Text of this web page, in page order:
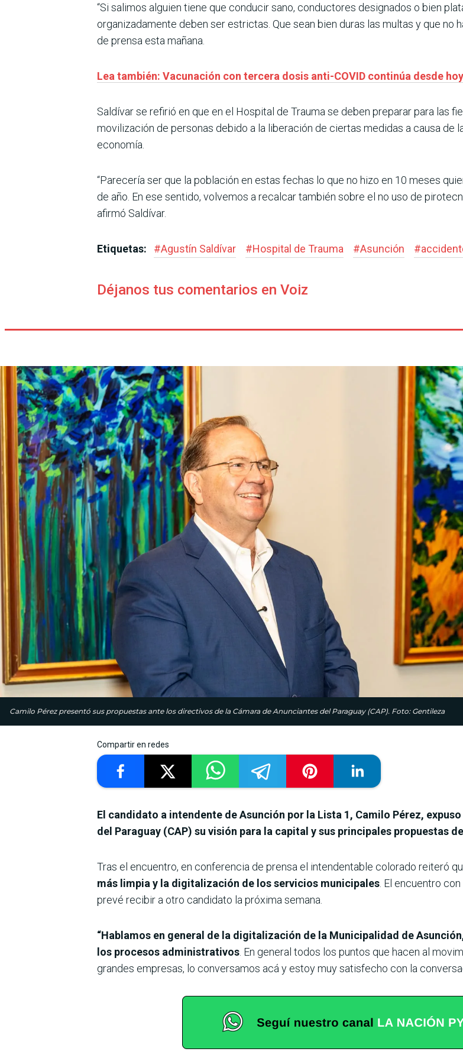
“Si salimos alguien tiene que conducir sano, conductores designados o bien
organizadamente deben ser estrictas. Que sean bien duras las multas y que no
de prensa esta mañana.
Lea también: Vacunación con tercera dosis anti-COVID continúa desde hoy
Saldívar se refirió en que en el Hospital de Trauma se deben preparar para las
movilización de personas debido a la liberación de ciertas medidas a causa de
economía.
“Parecería ser que la población en estas fechas lo que no hizo en 10 meses
de año. En ese sentido, volvemos a recalcar también sobre el no uso de
afirmó Saldívar.
Etiquetas: #Agustín Saldívar #Hospital de Trauma #Asunción #
Déjanos tus comentarios en Voiz
Camilo Pérez presentó sus propuestas ante los directivos de la Cámara de Anunciantes del Paraguay (CAP). Foto: Gentileza
Compartir en redes
El candidato a intendente de Asunción por la Lista 1, Camilo Pérez,
del Paraguay (CAP) su visión para la capital y sus principales propuestas
Tras el encuentro, en conferencia de prensa el intendentable colorado reiteró
más limpia y la digitalización de los servicios municipales. El encuentro
prevé recibir a otro candidato la próxima semana.
“Hablamos en general de la digitalización de la Municipalidad de
los procesos administrativos. En general todos los puntos que hacen al
grandes empresas, lo conversamos acá y estoy muy satisfecho con la